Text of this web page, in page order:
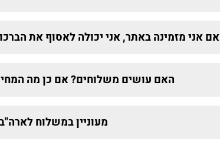
אם אני מזמינה באתר, אני יכולה לאסוף את
האם עושים משלוחים? אם כן מה
מעוניין במשלוח